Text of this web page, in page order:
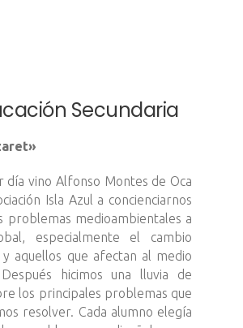
Secundaria
día vino Alfonso Montes de Oca
Isla Azul a concienciarnos
problemas medioambientales a
especialmente el cambio
y aquellos que afectan al medio
hicimos una lluvia de
los principales problemas que
resolver. Cada alumno elegía